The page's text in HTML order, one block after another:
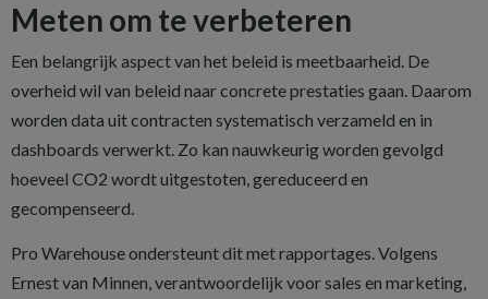
Meten om te verbeteren
Een belangrijk aspect van het beleid is meetbaarheid. De
overheid wil van beleid naar concrete prestaties gaan. Daarom
worden data uit contracten systematisch verzameld en in
dashboards verwerkt. Zo kan nauwkeurig worden gevolgd
hoeveel CO2 wordt uitgestoten, gereduceerd en
gecompenseerd.
Pro Warehouse ondersteunt dit met rapportages. Volgens
Ernest van Minnen, verantwoordelijk voor sales en marketing,